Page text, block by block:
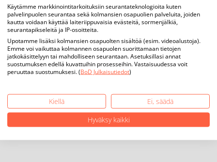
Käytämme markkinointitarkoituksiin seurantateknologioita kuten
palvelinpuolen seurantaa sekä kolmansien osapuolien palveluita, joiden
kautta voidaan käyttää laiteriippuvaisia evästeitä, sormenjälkiä,
seurantapikseleitä ja IP-osoitteita.
Upotamme lisäksi kolmansien osapuolten sisältöä (esim. videoalustoja).
Emme voi vaikuttaa kolmannen osapuolen suorittamaan tietojen
jatkokäsittelyyn tai mahdolliseen seurantaan. Asetuksillasi annat
suostumuksen edellä kuvattuihin prosesseihin. Vastaisuudessa voit
peruuttaa suostumuksesi. (BoD Julkaisutiedot)
Kiellä
Ei, säädä
Hyväksy kaikki